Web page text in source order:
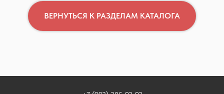
ВЕРНУТЬСЯ К РАЗДЕЛАМ КАТАЛОГА